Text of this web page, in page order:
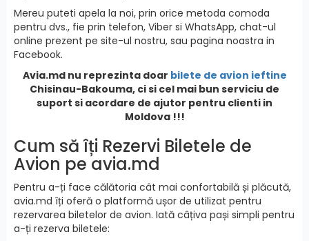
Mereu puteti apela la noi, prin orice metoda comoda
pentru dvs., fie prin telefon, Viber si WhatsApp, chat-ul
online prezent pe site-ul nostru, sau pagina noastra in
Facebook.
Avia.md nu reprezinta doar bilete de avion ieftine
Chisinau-Bakouma, ci si cel mai bun serviciu de
suport si acordare de ajutor pentru clienti in
Moldova !!!
Cum să îți Rezervi Biletele de
Avion pe avia.md
Pentru a-ți face călătoria cât mai confortabilă și plăcută,
avia.md îți oferă o platformă ușor de utilizat pentru
rezervarea biletelor de avion. Iată câțiva pași simpli pentru
a-ți rezerva biletele: